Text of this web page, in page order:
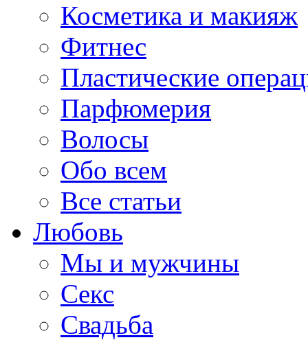
Косметика и макияж
Фитнес
Пластические
Парфюмерия
Волосы
Обо всем
Все статьи
Любовь
Мы и мужчины
Секс
Свадьба